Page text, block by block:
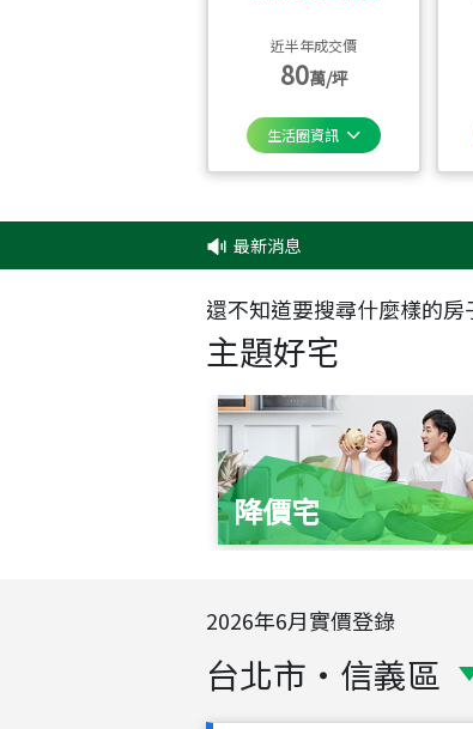
近半年成交價
80萬/坪
生活圈資訊
最新消息
還不知道要搜尋什麼樣的房
主題好宅
降價宅
2026年6月實價登錄
台北市 ・ 信義區